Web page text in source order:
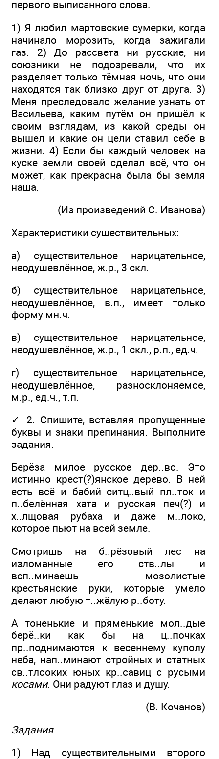
первого выписанного слова.
1) Я любил мартовские сумерки, когда
начинало морозить, когда зажигали
газ. 2) До рассвета ни русские, ни
союзники не подозревали, что их
разделяет только тёмная ночь, что они
находятся так близко друг от друга. 3)
Меня преследовало желание узнать от
Васильева, каким путём он пришёл к
своим взглядам, из какой среды он
вышел и какие он цели ставил себе в
жизни. 4) Если бы каждый человек на
куске земли своей сделал всё, что он
может, как прекрасна была бы земля
наша.
(Из произведений С. Иванова)
Характеристики существительных:
а) существительное нарицательное,
неодушевлённое, ж.р., 3 скл.
б) существительное нарицательное,
неодушевлённое, в.п., имеет только
форму мн.ч.
в) существительное нарицательное,
неодушевлённое, ж.р., 1 скл., р.п., ед.ч.
г) существительное нарицательное,
неодушевлённое, разносклоняемое,
м.р., ед.ч., т.п.
✓ 2. Спишите, вставляя пропущенные
буквы и знаки препинания. Выполните
задания.
Берёза милое русское дер..во. Это
истинно крест(?)янское дерево. В ней
есть всё и бабий ситц..вый пл..ток и
п..белённая хата и русская печ(?) и
х..лщовая рубаха и даже м..локо,
которое пьют на всей земле.
Смотришь на б..рёзовый лес на
изломанные его ств..лы и
всп..минаешь мозолистые
крестьянские руки, которые умело
делают любую т..жёлую р..боту.
А тоненькие и пряменькие мол..дые
берё..ки как бы на ц..почках
пр..поднимаются к весеннему куполу
неба, нап..минают стройных и статных
св..тлооких юных кр..савиц с русыми
косами. Они радуют глаз и душу.
(В. Кочанов)
Задания
1) Над существительными второго